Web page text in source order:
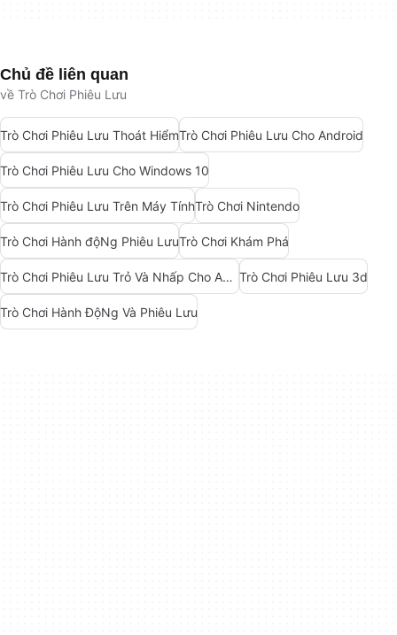
Chủ đề liên quan
về Trò Chơi Phiêu Lưu
Trò Chơi Phiêu Lưu Thoát HiểmTrò Chơi Phiêu Lưu Cho Android
Trò Chơi Phiêu Lưu Cho Windows 10
Trò Chơi Phiêu Lưu Trên Máy TínhTrò Chơi Nintendo
Trò Chơi Hành độNg Phiêu LưuTrò Chơi Khám Phá
Trò Chơi Phiêu Lưu Trỏ Và Nhấp Cho Android Trò Chơi Phiêu Lưu 3d
Trò Chơi Hành ĐộNg Và Phiêu Lưu